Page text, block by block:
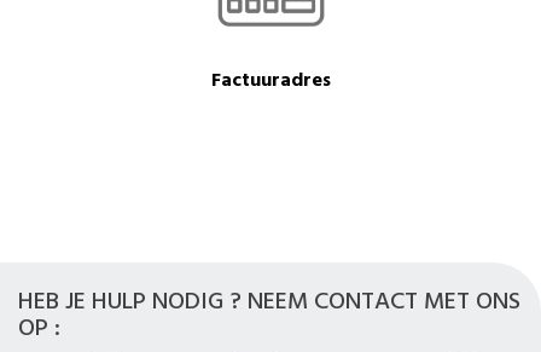
Factuuradres
HEB JE HULP NODIG ? NEEM CONTACT MET ONS
OP :